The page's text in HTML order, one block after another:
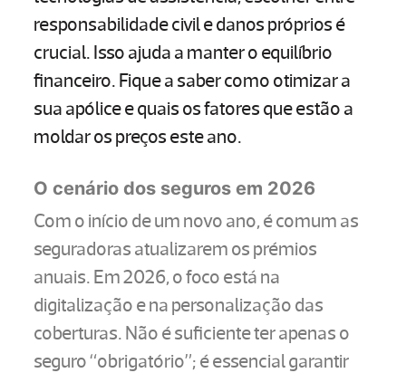
responsabilidade civil e danos próprios é
crucial. Isso ajuda a manter o equilíbrio
financeiro. Fique a saber como otimizar a
sua apólice e quais os fatores que estão a
moldar os preços este ano.
O cenário dos seguros em 2026
Com o início de um novo ano, é comum as
seguradoras atualizarem os prémios
anuais. Em 2026, o foco está na
digitalização e na personalização das
coberturas. Não é suficiente ter apenas o
seguro “obrigatório”; é essencial garantir